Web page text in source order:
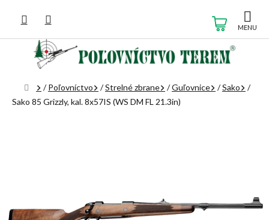
obsah
KOŠÍK
Domov
/ Poľovníctvo /Strelné zbrane /Guľovnice /Sako
/
Sako 85 Grizzly, kal. 8x57IS (WS DM FL 21.3in)